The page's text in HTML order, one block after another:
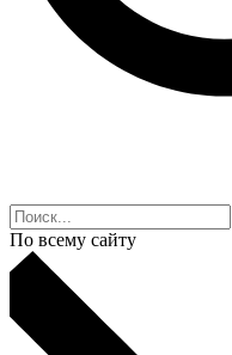
По всему сайту